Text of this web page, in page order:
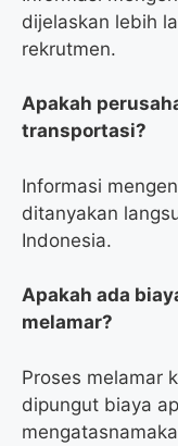
dijelaskan lebih
rekrutmen.
Apakah
transportasi?
Informasi
ditanyakan
Indonesia.
Apakah ada
melamar?
Proses melamar
dipungut biaya